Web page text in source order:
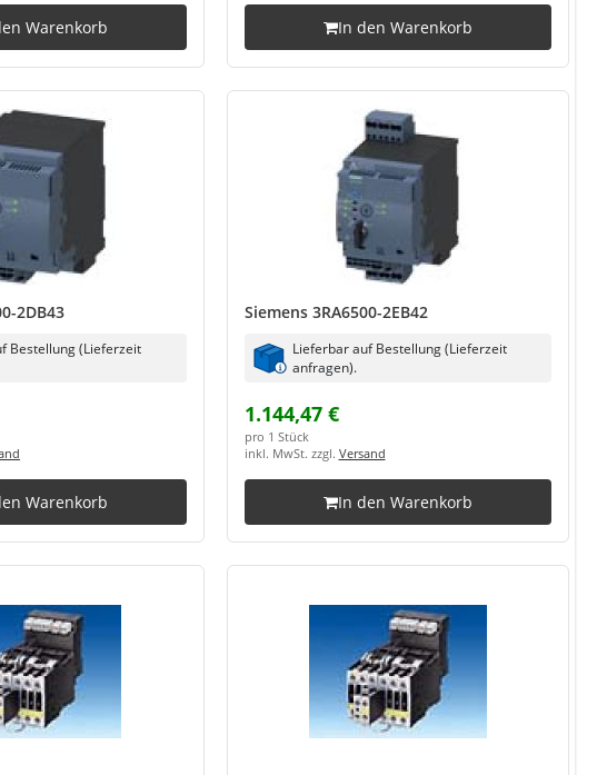
Warenkorb In den Warenkorb
2DB43
Bestellung (Lieferzeit
Warenkorb
Siemens 3RA6500-2EB42
Lieferbar auf Bestellung (Lieferzeit
anfragen).
1.144,47 €
pro 1 Stück
inkl. MwSt. zzgl. Versand
In den Warenkorb